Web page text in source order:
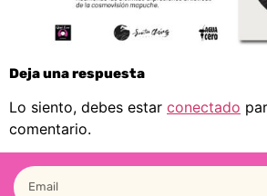
Deja una respuesta
Lo siento, debes estar conectado
comentario.